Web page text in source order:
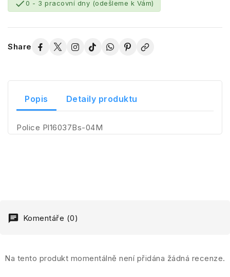
0 - 3 pracovní dny (odešleme k Vám)
Share
Popis Detaily produktu
Police Pl16037Bs-04M
Komentáře (0)
Na tento produkt momentálně není přidána žádná recenze.